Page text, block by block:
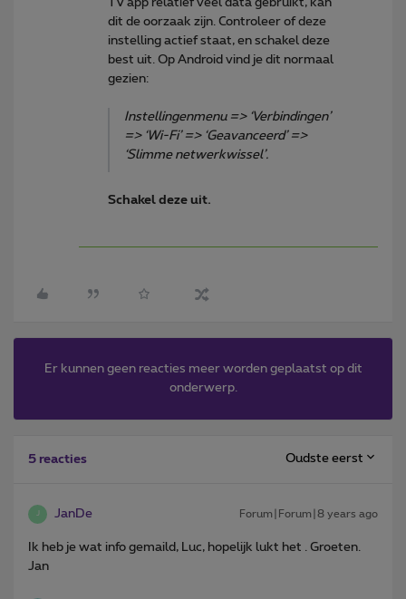
dit de oorzaak zijn. Controleer of deze
instelling actief staat, en schakel deze
best uit. Op Android vind je dit normaal
gezien:
Instellingenmenu => ‘Verbindingen’
=> ‘Wi-Fi’ => ‘Geavanceerd’ =>
‘Slimme netwerkwissel’.
Schakel deze uit.
Er kunnen geen reacties meer worden geplaatst op dit
onderwerp.
5 reacties Oudste eerst
J JanDe Forum|Forum|8 years ago
Ik heb je wat info gemaild, Luc, hopelijk lukt het . Groeten.
Jan